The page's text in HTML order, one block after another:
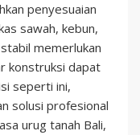
penyesuaian
sawah, kebun,
memerlukan
konstruksi dapat
seperti ini,
solusi profesional
urug tanah Bali,